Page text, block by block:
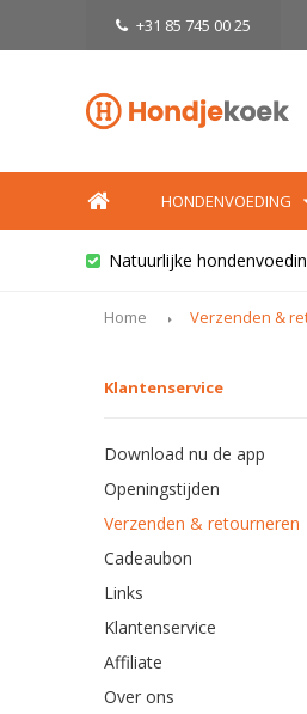
+31 85 745 00 25
HONDENVOEDING
Natuurlijke
Home Verzenden &
Klantenservice
Download nu de app
Openingstijden
Verzenden & retourneren
Cadeaubon
Links
Klantenservice
Affiliate
Over ons